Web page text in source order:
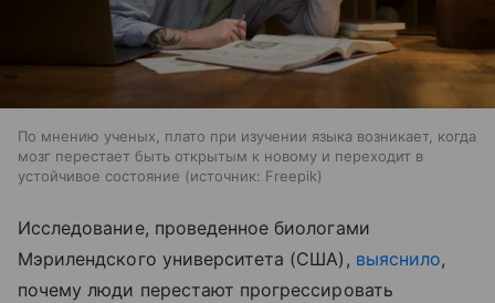
По мнению ученых, плато при изучении языка возникает, когда
мозг перестает быть открытым к новому и переходит в
устойчивое состояние
источник: Freepik
Исследование, проведенное биологами
Мэрилендского университета (США), выяснило,
почему люди перестают прогрессировать